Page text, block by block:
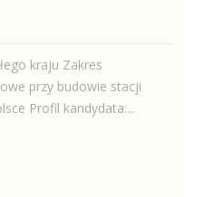
kraju Zakres
przy budowie stacji
Profil kandydata:...